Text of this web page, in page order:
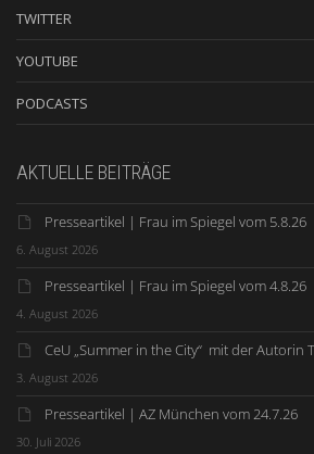
TWITTER
YOUTUBE
PODCASTS
AKTUELLE BEITRÄGE
Presseartikel | Frau im Spiegel vom 5.8.26
6. August 2026
Presseartikel | Frau im Spiegel vom 4.8.26
4. August 2026
CeU „Summer in the City“ mit der Autorin
3. August 2026
Presseartikel | AZ München vom 24.7.26
30. Juli 2026